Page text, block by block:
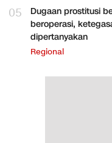
05
Dugaan prostitusi
beroperasi,
dipertanyakan
Regional